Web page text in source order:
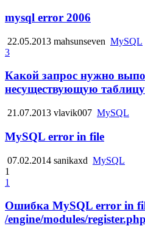
mysql error 2006
22.05.2013 mahsunseven MySQL
3
Какой запрос нужно
несуществующую
21.07.2013 vlavik007 MySQL
MySQL error in file
07.02.2014 sanikaxd MySQL
1
1
Ошибка MySQL error in
/engine/modules/